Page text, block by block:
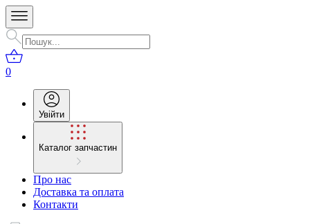
0
Увійти
Каталог запчастин
Про нас
Доставка та оплата
Контакти